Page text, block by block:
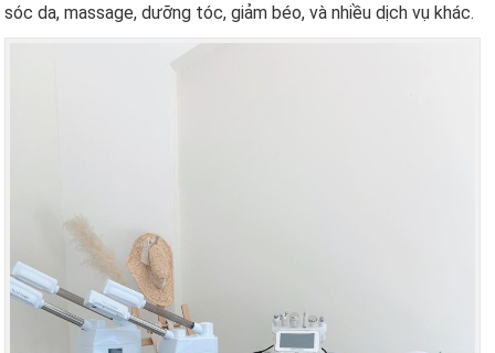
sóc da, massage, dưỡng tóc, giảm béo, và nhiều dịch vụ khác.